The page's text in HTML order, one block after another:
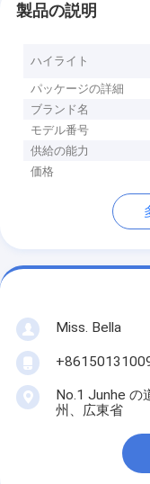
製品の説明
ハイライト
パッケージの詳細
ブランド名
モデル番号
供給の能力
価格
Miss. Bella
No.1 Junhe の
州、広東省